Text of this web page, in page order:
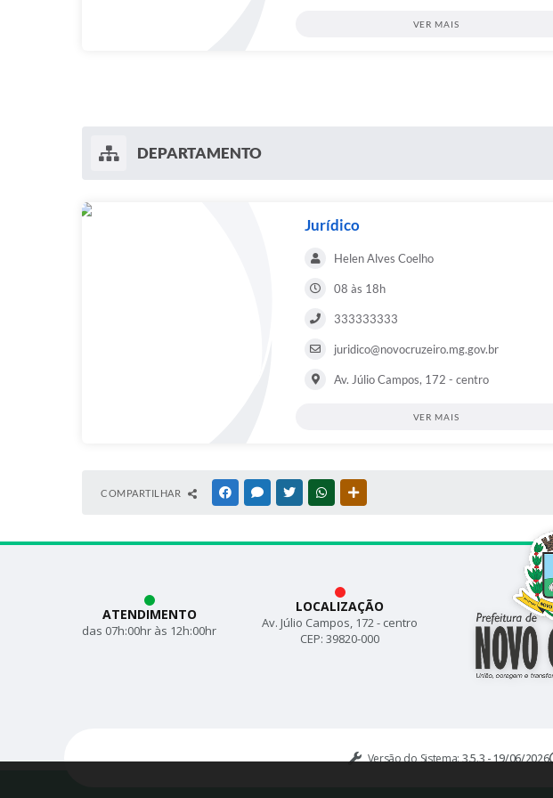
VER MAIS
DEPARTAMENTO
Jurídico
Helen Alves Coelho
08 às 18h
333333333
juridico@novocruzeiro.mg.gov.br
Av. Júlio Campos, 172 - centro
VER MAIS
COMPARTILHAR FACEBOOKMESSENGER
TWITTERWHATSAPP
LOCALIZAÇÃO
Av. Júlio Campos, 172 - centro
CEP: 39820-000
ATENDIMENTO
das 07h:00hr às 12h:00hr
Versão do Sistema:3.5.3 - 19/06/2026